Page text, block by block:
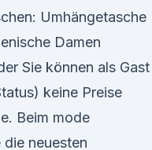
Umhängetasche
Damen
Sie können als Gast
keine Preise
Beim mode
neuesten